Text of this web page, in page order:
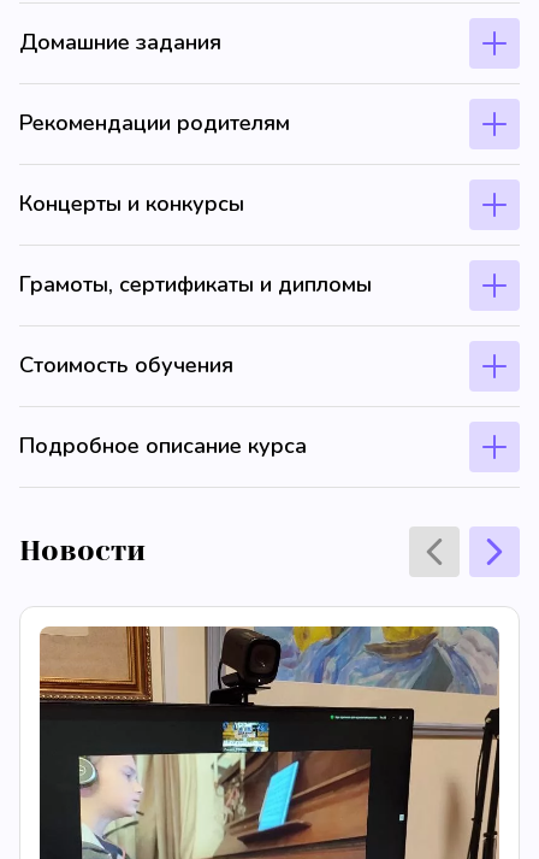
Домашние задания
Рекомендации родителям
Концерты и конкурсы
Грамоты, сертификаты и дипломы
Стоимость обучения
Подробное описание курса
Новости